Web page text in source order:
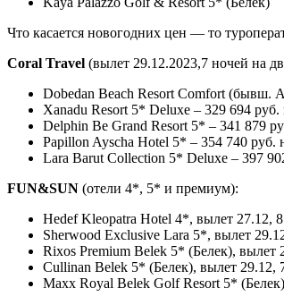
Что касается новогодних цен — то
Coral Travel (вылет 29.12.2023,7 ночей на
Dobedan Beach Resort Comfort (бывш.
Xanadu Resort 5* Deluxe – 329 694 руб.
Delphin Be Grand Resort 5* – 341 879
Papillon Ayscha Hotel 5* – 354 740 руб.
Lara Barut Collection 5* Deluxe – 397
FUN&SUN (отели 4*, 5* и премиум):
Hedef Kleopatra Hotel 4*, вылет 27.12,
Sherwood Exclusive Lara 5*, вылет
Rixos Premium Belek 5* (Белек), вылет
Cullinan Belek 5* (Белек), вылет 29.12,
Maxx Royal Belek Golf Resort 5*